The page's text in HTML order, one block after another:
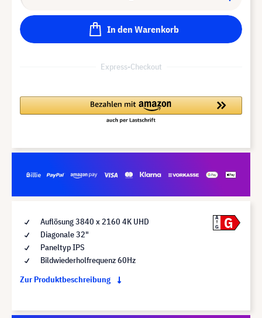
In den Warenkorb
Express-Checkout
Auflösung 3840 x 2160 4K UHD
Diagonale 32"
Paneltyp IPS
Bildwiederholfrequenz 60Hz
Zur Produktbeschreibung
A
G
G